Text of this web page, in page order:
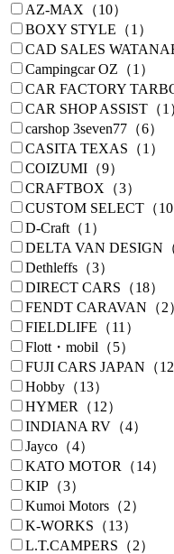
AZ-MAX（10）
BOXY STYLE（1）
CAD SALES
Campingcar OZ（1）
CAR FACTORY
CAR SHOP ASSIST（1
carshop 3seven77（6）
CASITA TEXAS（1）
COIZUMI（9）
CRAFTBOX（3）
CUSTOM SELECT（10
D-Craft（1）
DELTA VAN DESIGN（
Dethleffs（3）
DIRECT CARS（18）
FENDT CARAVAN（2
FIELDLIFE（11）
Flott・mobil（5）
FUJI CARS JAPAN（12
Hobby（13）
HYMER（12）
INDIANA RV（4）
Jayco（4）
KATO MOTOR（14）
KIP（3）
Kumoi Motors（2）
K-WORKS（13）
L.T.CAMPERS（2）